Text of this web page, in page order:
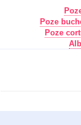
Poze
Poze